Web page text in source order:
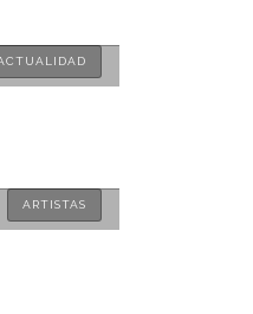
ARTISTAS